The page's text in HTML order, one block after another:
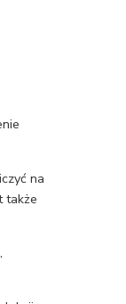
na
także
,